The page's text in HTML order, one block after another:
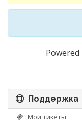
Powered
Поддержка
Мои тикеты